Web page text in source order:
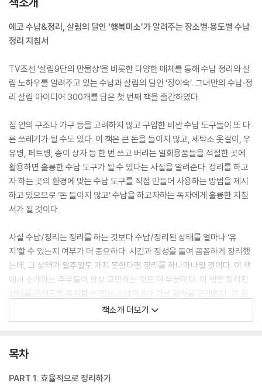
에코 수납&정리, 살림의 달인 ‘행복미소’가 알려주는 장소별·용도별 수납
정리 지침서
TV조선 ‘살림9단의 만물상’을 비롯한 다양한 매체를 통해 수납 정리와 살
림 노하우를 알려주고 있는 수납과 살림의 달인 ‘장이숙’. 그녀만의 수납·정
리 살림 아이디어 300개를 담은 첫 번째 책을 출간하였다.
집 안의 구조나 가구 등을 고려하지 않고 구입한 비싼 수납 도구들이 또 다
른 쓰레기가 될 수도 있다. 이 책은 큰 돈을 들이지 않고, 세탁소 옷걸이, 우
유병, 페트병, 종이 상자 등 한 번 쓰고 버리는 일회용품들을 적절한 곳에
활용하면 훌륭한 수납 도구가 될 수 있다는 사실을 알려준다. 정리를 하고
자 하는 곳의 환경에 맞는 수납 도구를 직접 만들어 사용하는 방법을 제시
하고 있으므로 ‘돈 들이지 않고’ 수납을 하고자하는 독자에게 훌륭한 지침
서가 될 것이다.
사실 수납/정리는 정리를 하는 것보다 수납/정리된 상태를 얼마나 ‘유
지’할 수 있는지 여부가 더 중요하다. 시간과 정성을 들여 꼼꼼하게 정리했
는데, 그 상태가 일주일도 가지 못한다면 정리를 하나마나일 것이다. 이 책
에서 소개하는 주부들이 항상 고민하는 것도 이 부분이다. 이 책은 정리된
상태를 오래도록 유지할 수 있는 수납의 6대 기본 원칙을 공개한다. 이 원
칙을 기억하고 수납/정리를 한다면 행복미소 못지않은 ‘살림의 달인, 정리
의 달인’이 될 수 있을 것이다.
책소개 더보기
목차
PART 1. 효율적으로 정리하기